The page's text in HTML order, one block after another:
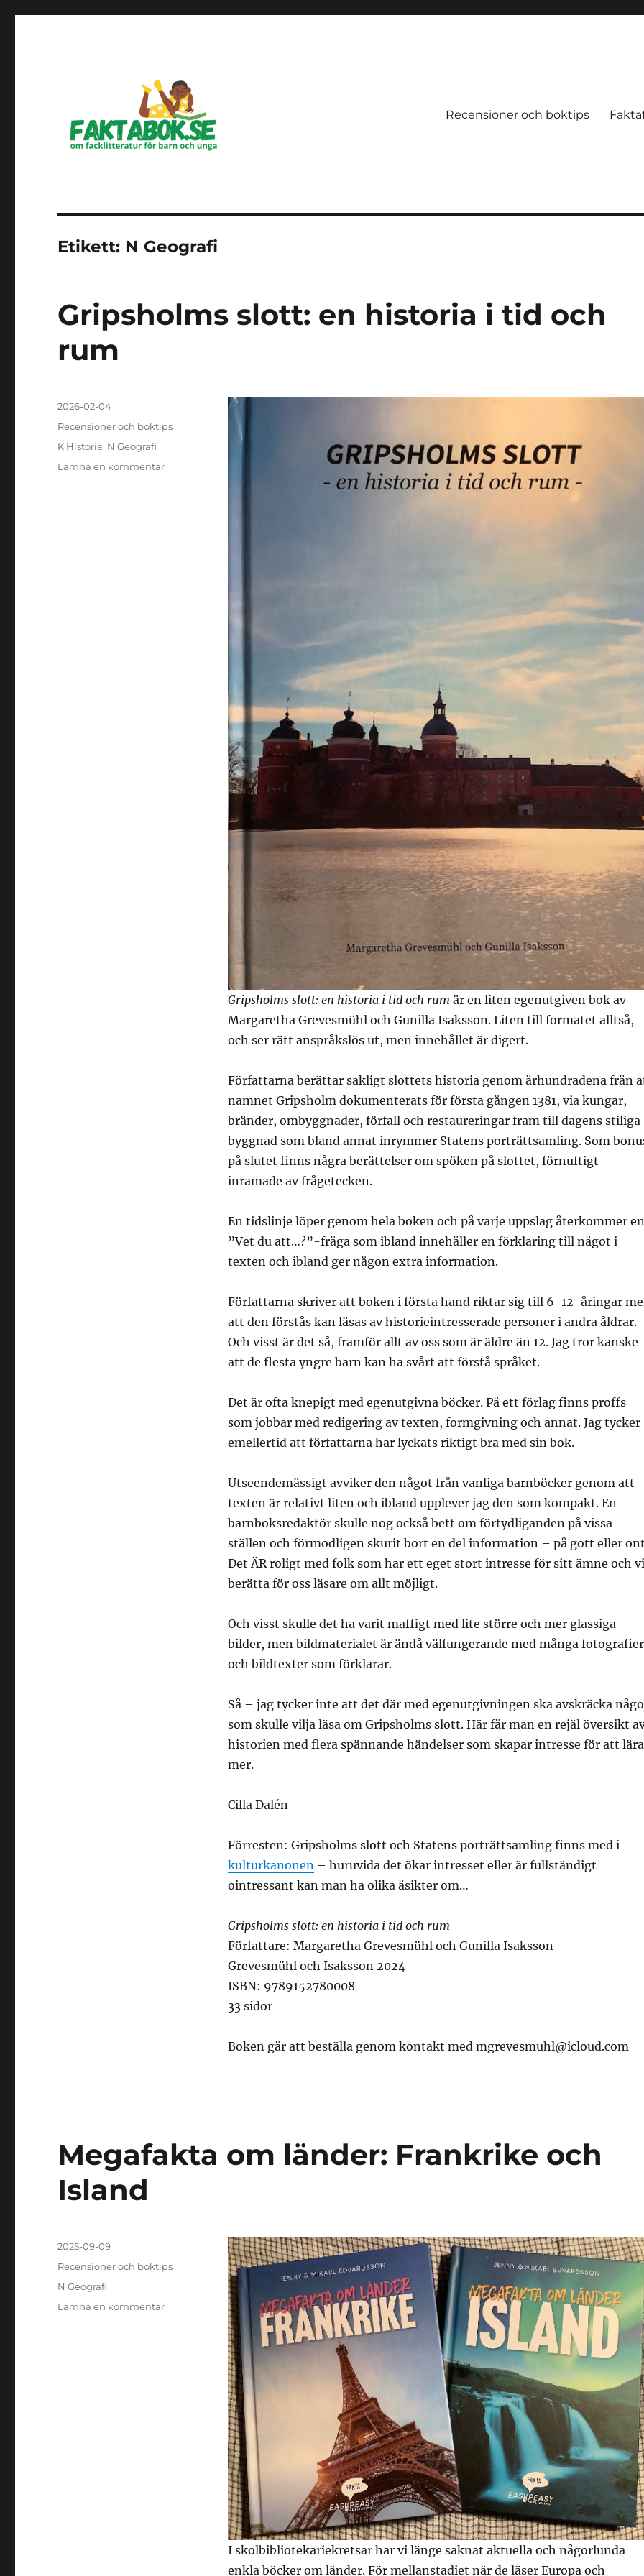
Recensioner och boktips
Etikett: N Geografi
Gripsholms slott: en historia i tid och
rum
Gripsholms slott: en historia i tid och rum är en liten egenutgiven bok av
Margaretha Grevesmühl och Gunilla Isaksson. Liten till formatet alltså,
och ser rätt anspråkslös ut, men innehållet är digert.
Författarna berättar sakligt slottets historia genom århundradena från
namnet Gripsholm dokumenterats för första gången 1381, via kungar,
bränder, ombyggnader, förfall och restaureringar fram till dagens stiliga
byggnad som bland annat inrymmer Statens porträttsamling. Som
på slutet finns några berättelser om spöken på slottet, förnuftigt
inramade av frågetecken.
En tidslinje löper genom hela boken och på varje uppslag återkommer en
”Vet du att…?”-fråga som ibland innehåller en förklaring till något i
texten och ibland ger någon extra information.
Författarna skriver att boken i första hand riktar sig till 6-12-åringar
att den förstås kan läsas av historieintresserade personer i andra åldrar.
Och visst är det så, framför allt av oss som är äldre än 12. Jag tror kanske
att de flesta yngre barn kan ha svårt att förstå språket.
Det är ofta knepigt med egenutgivna böcker. På ett förlag finns proffs
som jobbar med redigering av texten, formgivning och annat. Jag tycker
emellertid att författarna har lyckats riktigt bra med sin bok.
Utseendemässigt avviker den något från vanliga barnböcker genom att
texten är relativt liten och ibland upplever jag den som kompakt. En
barnboksredaktör skulle nog också bett om förtydliganden på vissa
ställen och förmodligen skurit bort en del information – på gott eller
Det ÄR roligt med folk som har ett eget stort intresse för sitt ämne och
berätta för oss läsare om allt möjligt.
Och visst skulle det ha varit maffigt med lite större och mer glassiga
bilder, men bildmaterialet är ändå välfungerande med många fotografier
och bildtexter som förklarar.
Så – jag tycker inte att det där med egenutgivningen ska avskräcka
som skulle vilja läsa om Gripsholms slott. Här får man en rejäl översikt
historien med flera spännande händelser som skapar intresse för att lära
mer.
Cilla Dalén
Förresten: Gripsholms slott och Statens porträttsamling finns med i
kulturkanonen – huruvida det ökar intresset eller är fullständigt
ointressant kan man ha olika åsikter om…
Gripsholms slott: en historia i tid och rum
Författare: Margaretha Grevesmühl och Gunilla Isaksson
Grevesmühl och Isaksson 2024
ISBN: 9789152780008
33 sidor
Boken går att beställa genom kontakt med mgrevesmuhl@icloud.com
Publicerat
2026-02-04
Kategorier
Recensioner och boktips
Etiketter
K Historia, N Geografi
Lämna en kommentartill
Megafakta om länder: Frankrike och
Island
I skolbibliotekariekretsar har vi länge saknat aktuella och någorlunda
enkla böcker om länder. För mellanstadiet när de läser Europa och
Publicerat
2025-09-09
Kategorier
Recensioner och boktips
Etiketter
N Geografi
Lämna en kommentartill